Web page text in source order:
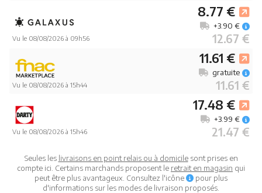
Vu le 08/08/2026 à 09h56
8.77 €
12.67 €
+3.90 €
Vu le 08/08/2026 à 15h44
11.61 €
11.61 €
gratuite
Vu le 08/08/2026 à 15h46
17.48 €
21.47 €
+3.99 €
Seules les livraisons en point relais ou à domicilesont prises en
compte ici. Certains marchands proposent le retrait en magasin qui
peut être plus avantageux. Consultez l'icône
pour plus
d'informations sur les modes de livraison proposés.